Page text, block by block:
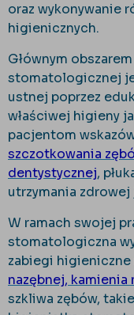
oraz wykonywanie
higienicznych.
Głównym
stomatologicznej
ustnej poprzez
właściwej higieny
pacjentom
szczotkowania
dentystycznej,
utrzymania zdrowej
W ramach swojej
stomatologiczna
zabiegi
nazębnej, kamienia
szkliwa zębów,